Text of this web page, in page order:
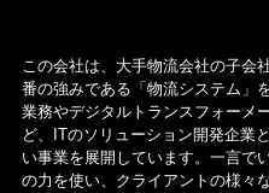
この会社は、大手物流会社の子会
番の強みである「物流システム」
業務やデジタルトランスフォーメ
ど、ITのソリューション開発企業
い事業を展開しています。一言で
の力を使い、クライアントの様々